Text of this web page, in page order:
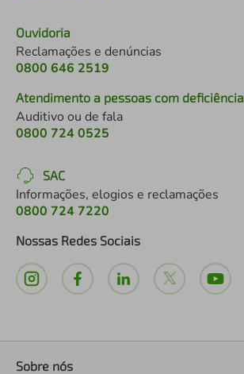
Ouvidoria
Reclamações e denúncias
0800 646 2519
Atendimento a pessoas com deficiência
Auditivo ou de fala
0800 724 0525
SAC
Informações, elogios e reclamações
0800 724 7220
Nossas Redes Sociais
Sobre nós